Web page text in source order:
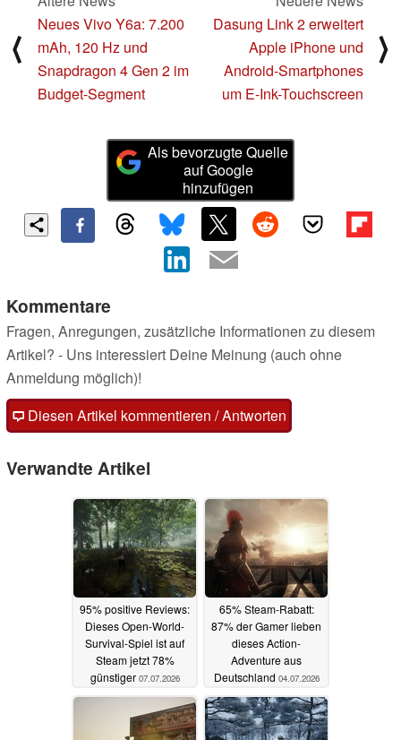
⟨
Neues Vivo Y6a: 7.200
mAh, 120 Hz und
Snapdragon 4 Gen 2 im
Budget-Segment
Dasung Link 2 erweitert
Apple iPhone und
Android-Smartphones
um E-Ink-Touchscreen
⟩
Als bevorzugte Quelle
auf Google
hinzufügen
Kommentare
Fragen, Anregungen, zusätzliche Informationen zu diesem
Artikel? - Uns interessiert Deine Meinung (auch ohne
Anmeldung möglich)!
Diesen Artikel kommentieren / Antworten
Verwandte Artikel
95% positive Reviews:
Dieses Open-World-
Survival-Spiel ist auf
Steam jetzt 78%
günstiger 07.07.2026
65% Steam-Rabatt:
87% der Gamer lieben
dieses Action-
Adventure aus
Deutschland 04.07.2026